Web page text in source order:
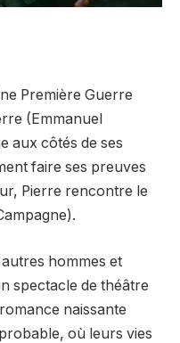
Première Guerre
(Emmanuel
aux côtés de ses
faire ses preuves
Pierre rencontre le
hommes et
spectacle de théâtre
naissante
où leurs vies